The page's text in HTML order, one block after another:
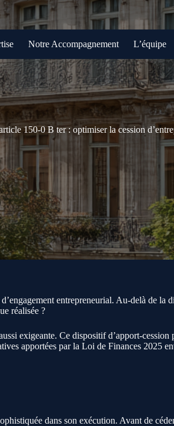
Notre Accompagnement L’équipe
150-0 B ter : optimiser la cession
entrepreneurial. Au-delà de
réalisée ?
exigeante. Ce dispositif d’apport-
apportées par la Loi de Finances 2025
dans son exécution. Avant de